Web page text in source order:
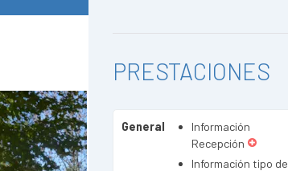
PRESTACIONES
General
Información
Recepción
Información tipo de